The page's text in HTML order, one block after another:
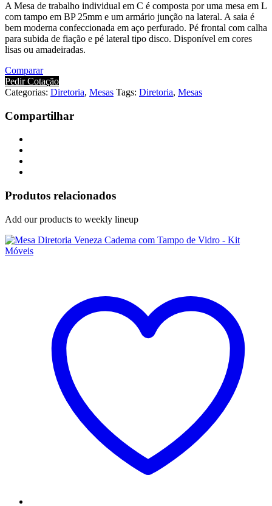
A Mesa de trabalho individual em C é composta por uma mesa em L
com tampo em BP 25mm e um armário junção na lateral. A saia é
bem moderna confeccionada em aço perfurado. Pé frontal com calha
para subida de fiação e pé lateral tipo disco. Disponível em cores
lisas ou amadeiradas.
Comparar
Pedir Cotação
Categorias: Diretoria, Mesas Tags: Diretoria, Mesas
Compartilhar
Produtos relacionados
Add our products to weekly lineup